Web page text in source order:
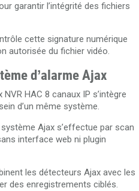
garantir l’intégrité des fichiers
cette signature numérique
autorisée du fichier vidéo.
d’alarme Ajax
HAC 8 canaux IP s’intègre
d’un même système.
Ajax s’effectue par scan
interface web ni plugin
les détecteurs Ajax avec les
des enregistrements ciblés.